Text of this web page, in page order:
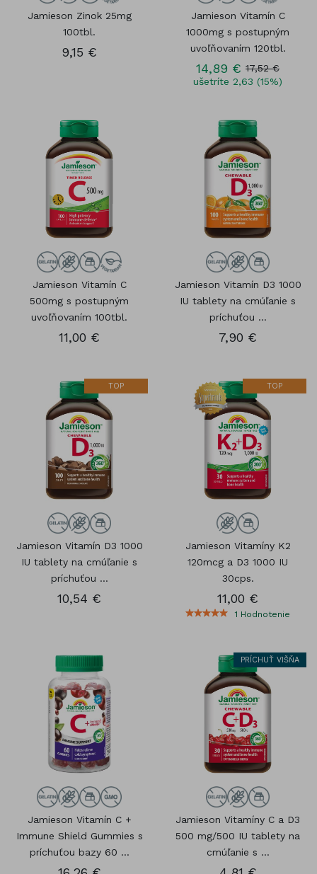
Jamieson Zinok 25mg
100tbl.
9,15 €
Jamieson Vitamín C
1000mg s postupným
uvoľňovaním 120tbl.
14,89 € 17,52 €
ušetríte 2,63 (15%)
Jamieson Vitamín C
500mg s postupným
uvoľňovaním 100tbl.
11,00 €
Jamieson Vitamín D3 1000
IU tablety na cmúľanie s
príchuťou ...
7,90 €
TOP
Jamieson Vitamín D3 1000
IU tablety na cmúľanie s
príchuťou ...
10,54 €
TOP
Jamieson Vitamíny K2
120mcg a D3 1000 IU
30cps.
11,00 €
1 Hodnotenie
Jamieson Vitamín C +
Immune Shield Gummies s
príchuťou bazy 60 ...
PRÍCHUŤ VIŠŇA
Jamieson Vitamíny C a D3
500 mg/500 IU tablety na
cmúľanie s ...